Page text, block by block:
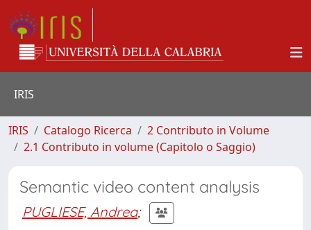
IRIS
IRIS Catalogo Ricerca
2 Contributo in Volume
2.1 Contributo in volume (Capitolo o Saggio)
Semantic video content analysis
PUGLIESE, Andrea;